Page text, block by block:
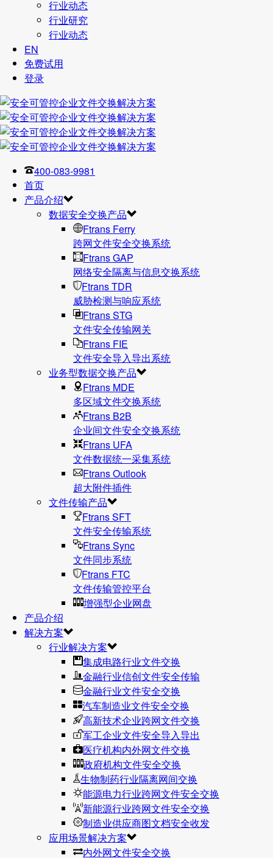
行业动态
行业研究
行业动态
EN
免费试用
登录
400-083-9981
首页
产品介绍
数据安全交换产品
Ftrans Ferry
跨网文件安全交换系统
Ftrans GAP
网络安全隔离与信息交换系统
Ftrans TDR
威胁检测与响应系统
Ftrans STG
文件安全传输网关
Ftrans FIE
文件安全导入导出系统
业务型数据交换产品
Ftrans MDE
多区域文件交换系统
Ftrans B2B
企业间文件安全交换系统
Ftrans UFA
文件数据统⼀采集系统
Ftrans Outlook
超大附件插件
文件传输产品
Ftrans SFT
文件安全传输系统
Ftrans Sync
文件同步系统
Ftrans FTC
文件传输管控平台
增强型企业网盘
产品介绍
解决方案
行业解决方案
集成电路行业文件交换
金融行业信创文件安全传输
金融行业文件安全交换
汽车制造业文件安全交换
高新技术企业跨网文件交换
军工企业文件安全导入导出
医疗机构内外网文件交换
政府机构文件安全交换
生物制药行业隔离网间交换
能源电力行业跨网文件安全交换
新能源行业跨网文件安全交换
制造业供应商图文档安全收发
应用场景解决方案
内外网文件安全交换